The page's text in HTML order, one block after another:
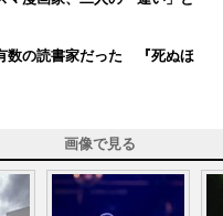
数の読書家だった 『死ぬほ
画像で見る